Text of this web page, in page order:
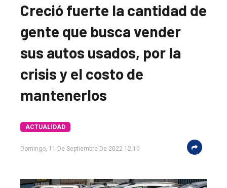
único
DIARIO
Balcarce
Creció fuerte la cantidad de
gente que busca vender
sus autos usados, por la
crisis y el costo de
mantenerlos
ACTUALIDAD
Domingo, 11 De Septiembre De 2022 12:10